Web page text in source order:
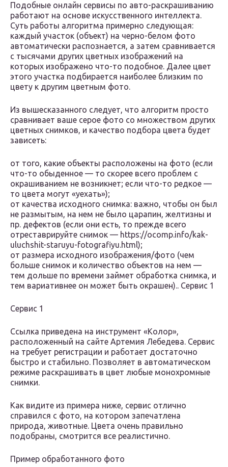
Подобные онлайн сервисы по авто-раскрашиванию
работают на основе искусственного интеллекта.
Суть работы алгоритма примерно следующая:
каждый участок (объект) на черно-белом фото
автоматически распознается, а затем сравнивается
с тысячами других цветных изображений на
которых изображено что-то подобное. Далее цвет
этого участка подбирается наиболее близким по
цвету к другим цветным фото.
Из вышесказанного следует, что алгоритм просто
сравнивает ваше серое фото со множеством других
цветных снимков, и качество подбора цвета будет
зависеть:
от того, какие объекты расположены на фото (если
что-то обыденное — то скорее всего проблем с
окрашиванием не возникнет; если что-то редкое —
то цвета могут «уехать»);
от качества исходного снимка: важно, чтобы он был
не размытым, на нем не было царапин, желтизны и
пр. дефектов (если они есть, то прежде всего
отреставрируйте снимок — https://ocomp.info/kak-
uluchshit-staruyu-fotografiyu.html);
от размера исходного изображения/фото (чем
больше снимок и количество объектов на нем —
тем дольше по времени займет обработка снимка, и
тем вариативнее он может быть окрашен).. Сервис 1
Сервис 1
Ссылка приведена на инструмент «Колор»,
расположенный на сайте Артемия Лебедева. Сервис
на требует регистрации и работает достаточно
быстро и стабильно. Позволяет в автоматическом
режиме раскрашивать в цвет любые монохромные
снимки.
Как видите из примера ниже, сервис отлично
справился с фото, на котором запечатлена
природа, животные. Цвета очень правильно
подобраны, смотрится все реалистично.
Пример обработанного фото